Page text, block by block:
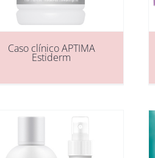
Caso clínico APTIMA
Estiderm